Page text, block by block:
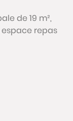
de 19 m²,
espace repas
douche.
(sur